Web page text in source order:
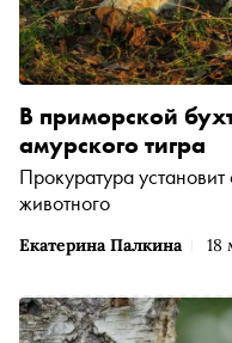
Екатерина Палкина 18
В приморской
амурского тигра
Прокуратура установит
животного